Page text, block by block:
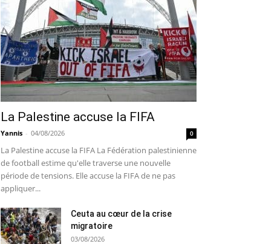
La Palestine accuse la FIFA
Yannis - 04/08/2026 0
La Palestine accuse la FIFA La Fédération palestinienne
de football estime qu'elle traverse une nouvelle
période de tensions. Elle accuse la FIFA de ne pas
appliquer...
Ceuta au cœur de la crise
migratoire
03/08/2026